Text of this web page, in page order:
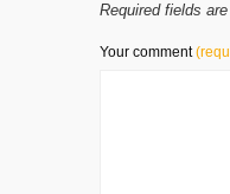
Required fields
Your comment